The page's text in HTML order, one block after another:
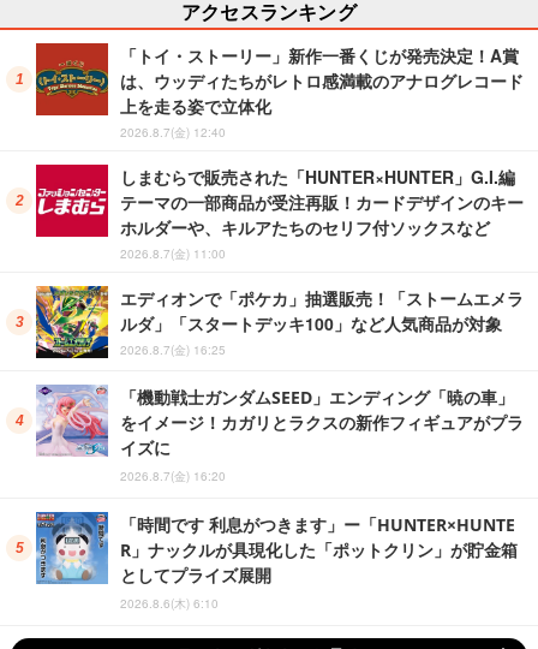
アクセスランキング
「トイ・ストーリー」新作一番くじが発売決定！A賞
は、ウッディたちがレトロ感満載のアナログレコード
上を走る姿で立体化
2026.8.7(金) 12:40
しまむらで販売された「HUNTER×HUNTER」G.I.編
テーマの一部商品が受注再販！カードデザインのキー
ホルダーや、キルアたちのセリフ付ソックスなど
2026.8.7(金) 11:00
エディオンで「ポケカ」抽選販売！「ストームエメラ
ルダ」「スタートデッキ100」など人気商品が対象
2026.8.7(金) 16:25
「機動戦士ガンダムSEED」エンディング「暁の車」
をイメージ！カガリとラクスの新作フィギュアがプラ
イズに
2026.8.7(金) 16:20
「時間です 利息がつきます」ー「HUNTER×HUNTE
R」ナックルが具現化した「ポットクリン」が貯金箱
としてプライズ展開
2026.8.6(木) 6:10